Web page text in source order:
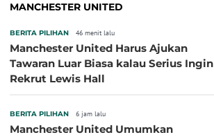
MANCHESTER UNITED
BERITA PILIHAN 46 menit lalu
Manchester United Harus Ajukan
Tawaran Luar Biasa kalau Serius Ingin
Rekrut Lewis Hall
BERITA PILIHAN 6 jam lalu
Manchester United Umumkan